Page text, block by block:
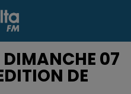
DIMANCHE 07
DE